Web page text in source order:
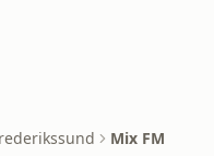
Mix FM